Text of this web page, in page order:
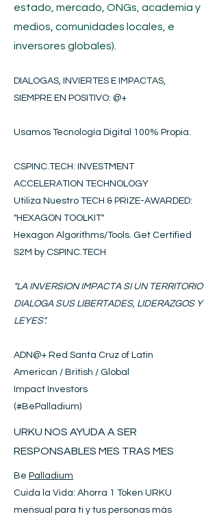
estado, mercado, ONGs, academia y
medios, comunidades locales, e
inversores globales).
DIALOGAS, INVIERTES E IMPACTAS,
SIEMPRE EN POSITIVO​: @+
Usamos Tecnología Digital 100% Propia.
CSPINC.TECH: INVESTMENT
ACCELERATION TECHNOLOGY
Utiliza Nuestro TECH & PRIZE-AWARDED:
"HEXAGON TOOLKIT"
Hexagon Algorithms/Tools. Get Certified
S2M by CSPINC.TECH
"LA INVERSION IMPACTA SI UN TERRITORIO
DIALOGA SUS LIBERTADES, LIDERAZGOS Y
LEYES".
ADN@+ Red Santa Cruz of Latin
American / British / Global
Impact Investors
(#BePalladium)​
URKU NOS AYUDA A SER
RESPONSABLES MES TRAS MES
Be Palladium
Cuida la Vida: Ahorra 1 Token URKU
mensual para ti y tus personas más